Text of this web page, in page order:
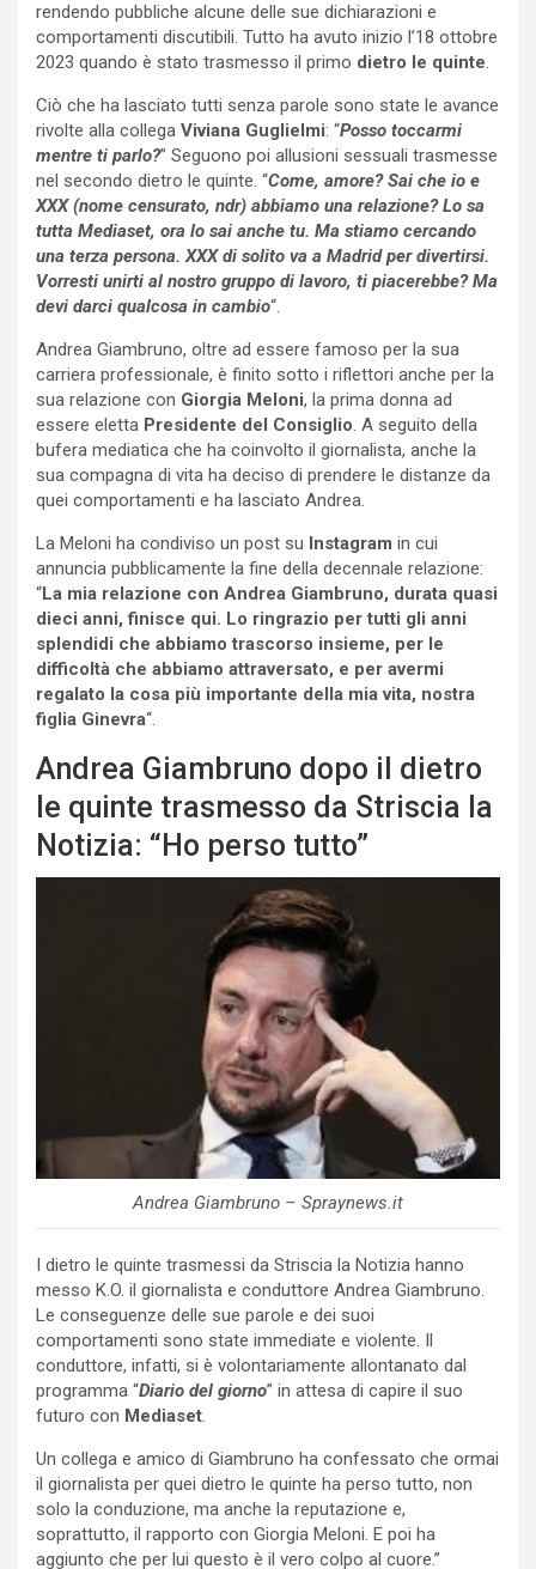
rendendo pubbliche alcune delle sue dichiarazioni e
comportamenti discutibili. Tutto ha avuto inizio l’18 ottobre
2023 quando è stato trasmesso il primo dietro le quinte.
Ciò che ha lasciato tutti senza parole sono state le avance
rivolte alla collega Viviana Guglielmi: “Posso toccarmi
mentre ti parlo?” Seguono poi allusioni sessuali trasmesse
nel secondo dietro le quinte. “Come, amore? Sai che io e
XXX (nome censurato, ndr) abbiamo una relazione? Lo sa
tutta Mediaset, ora lo sai anche tu. Ma stiamo cercando
una terza persona. XXX di solito va a Madrid per divertirsi.
Vorresti unirti al nostro gruppo di lavoro, ti piacerebbe? Ma
devi darci qualcosa in cambio“.
Andrea Giambruno, oltre ad essere famoso per la sua
carriera professionale, è finito sotto i riflettori anche per la
sua relazione con Giorgia Meloni, la prima donna ad
essere eletta Presidente del Consiglio. A seguito della
bufera mediatica che ha coinvolto il giornalista, anche la
sua compagna di vita ha deciso di prendere le distanze da
quei comportamenti e ha lasciato Andrea.
La Meloni ha condiviso un post su Instagram in cui
annuncia pubblicamente la fine della decennale relazione:
“La mia relazione con Andrea Giambruno, durata quasi
dieci anni, finisce qui. Lo ringrazio per tutti gli anni
splendidi che abbiamo trascorso insieme, per le
difficoltà che abbiamo attraversato, e per avermi
regalato la cosa più importante della mia vita, nostra
figlia Ginevra“.
Andrea Giambruno dopo il dietro
le quinte trasmesso da Striscia la
Notizia: “Ho perso tutto”
Andrea Giambruno – Spraynews.it
I dietro le quinte trasmessi da Striscia la Notizia hanno
messo K.O. il giornalista e conduttore Andrea Giambruno.
Le conseguenze delle sue parole e dei suoi
comportamenti sono state immediate e violente. Il
conduttore, infatti, si è volontariamente allontanato dal
programma “Diario del giorno” in attesa di capire il suo
futuro con Mediaset.
Un collega e amico di Giambruno ha confessato che ormai
il giornalista per quei dietro le quinte ha perso tutto, non
solo la conduzione, ma anche la reputazione e,
soprattutto, il rapporto con Giorgia Meloni. E poi ha
aggiunto che per lui questo è il vero colpo al cuore.”